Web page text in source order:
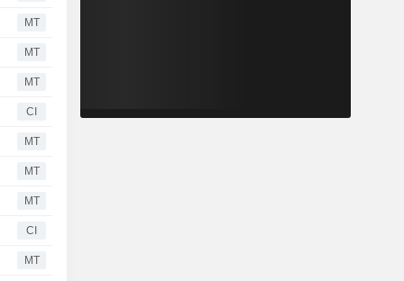
MT
MT
MT
CI
MT
MT
MT
CI
MT